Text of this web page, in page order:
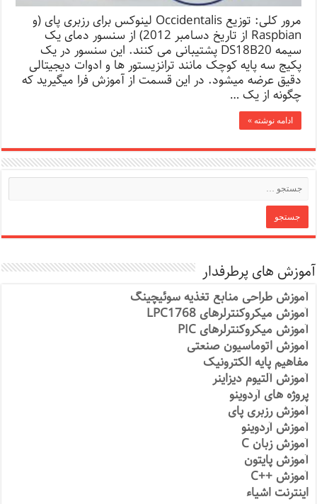
مرور کلی: توزیع Occidentalis لینوکس برای رزبری پای (و
Raspbian از تاریخ دسامبر 2012) از سنسور دمای یک
سیمه DS18B20 پشتیبانی می کنند. این سنسور در یک
پکیج سه پایه کوچک مانند ترانزیستور ها و ادوات دیجیتالی
دقیق عرضه میشود. در این قسمت از آموزش فرا میگیرید که
چگونه از یک …
ادامه نوشته »
آموزش های پرطرفدار
آموزش طراحی منابع تغذیه سوئیچینگ
آموزش میکروکنترلرهای LPC1768
آموزش میکروکنترلرهای PIC
آموزش اتوماسیون صنعتی
مفاهیم پایه الکترونیک
آموزش آلتیوم دیزاینر
پروژه های آردوینو
آموزش رزبری پای
آموزش آردوینو
آموزش زبان C
آموزش پایتون
آموزش ++C
اینترنت اشیاء